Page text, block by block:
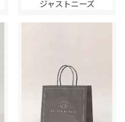
ジャストニーズ